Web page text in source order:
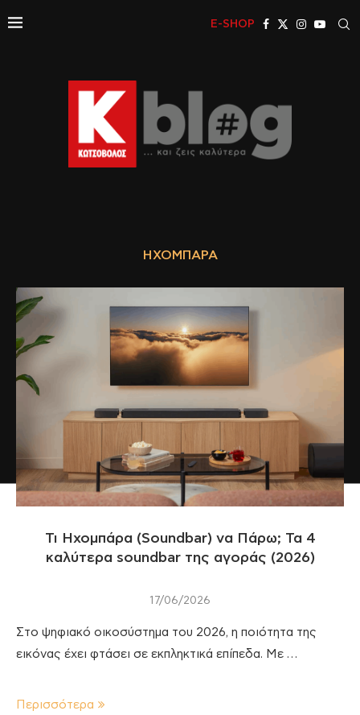
E-SHOP
ΗΧΌΜΠΑΡΑ
Τι Ηχομπάρα (Soundbar) να Πάρω; Τα 4
καλύτερα soundbar της αγοράς (2026)
17/06/2026
Στο ψηφιακό οικοσύστημα του 2026, η ποιότητα της
εικόνας έχει φτάσει σε εκπληκτικά επίπεδα. Με …
Περισσότερα